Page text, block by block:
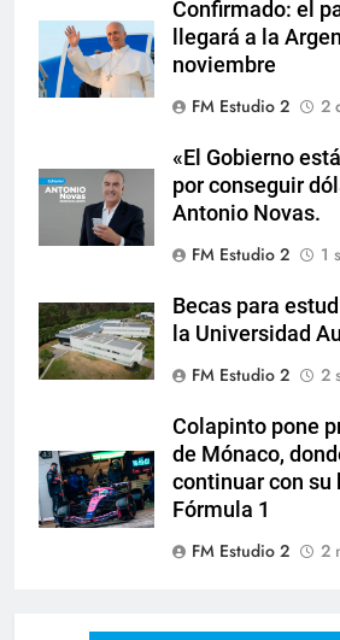
Confirmado: el
llegará a la
noviembre
FM Estudio 2
2
«El Gobierno
por conseguir
Antonio Novas.
FM Estudio 2
1
Becas para
la Universidad
FM Estudio 2
2
Colapinto pone
de Mónaco,
continuar con su
Fórmula 1
FM Estudio 2
2